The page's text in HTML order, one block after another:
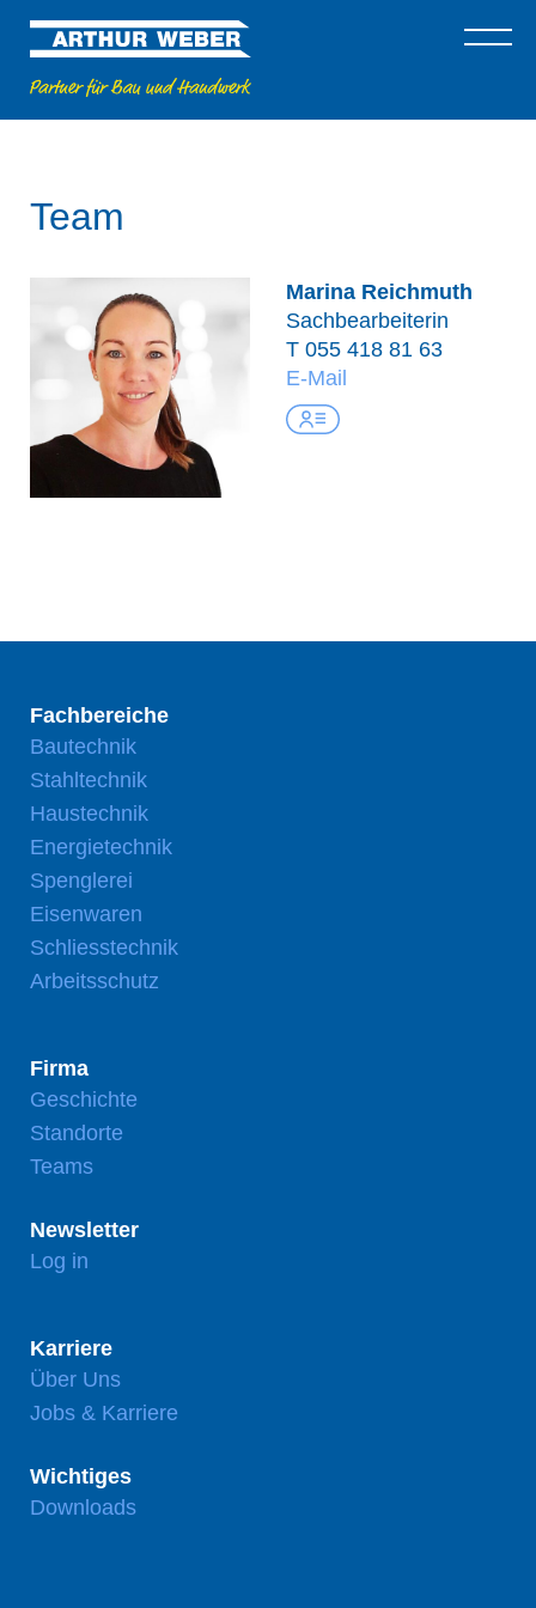
Team
Marina Reichmuth
Sachbearbeiterin
T 055 418 81 63
E-Mail
Fachbereiche
Bautechnik
Stahltechnik
Haustechnik
Energietechnik
Spenglerei
Eisenwaren
Schliesstechnik
Arbeitsschutz
Firma
Geschichte
Standorte
Teams
Newsletter
Log in
Karriere
Über Uns
Jobs & Karriere
Wichtiges
Downloads